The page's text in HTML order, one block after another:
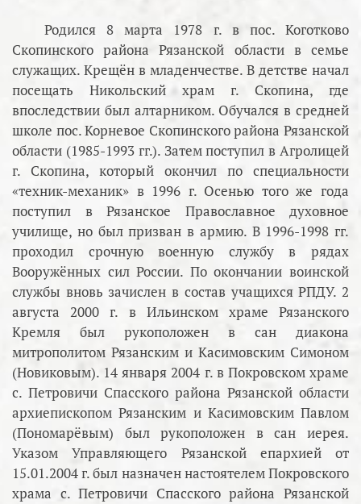
Родился 8 марта 1978 г. в пос. Коготково
Скопинского района Рязанской области в семье
служащих. Крещён в младенчестве. В детстве начал
посещать Никольский храм г. Скопина, где
впоследствии был алтарником. Обучался в средней
школе пос. Корневое Скопинского района Рязанской
области (1985-1993 гг.). Затем поступил в Агролицей
г. Скопина, который окончил по специальности
«техник-механик» в 1996 г. Осенью того же года
поступил в Рязанское Православное духовное
училище, но был призван в армию. В 1996-1998 гг.
проходил срочную военную службу в рядах
Вооружённых сил России. По окончании воинской
службы вновь зачислен в состав учащихся РПДУ. 2
августа 2000 г. в Ильинском храме Рязанского
Кремля был рукоположен в сан диакона
митрополитом Рязанским и Касимовским Симоном
(Новиковым). 14 января 2004 г. в Покровском храме
с. Петровичи Спасского района Рязанской области
архиепископом Рязанским и Касимовским Павлом
(Пономарёвым) был рукоположен в сан иерея.
Указом Управляющего Рязанской епархией от
15.01.2004 г. был назначен настоятелем Покровского
храма с. Петровичи Спасского района Рязанской